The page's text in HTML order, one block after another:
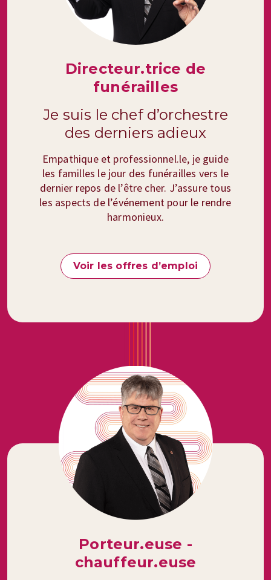
Directeur.trice de
funérailles
Je suis le chef d’orchestre
des derniers adieux
Empathique et professionnel.le, je guide
les familles le jour des funérailles vers le
dernier repos de l’être cher. J’assure tous
les aspects de l’événement pour le rendre
harmonieux.
Voir les offres d’emploi
Porteur.euse -
chauffeur.euse